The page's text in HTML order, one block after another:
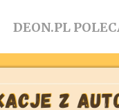
DEON.PL